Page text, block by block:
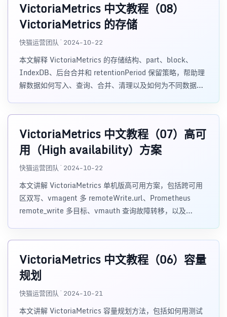
VictoriaMetrics 中文教程（08）
VictoriaMetrics 的存储
快猫运营团队 · 2024-10-22
本文解释 VictoriaMetrics 的存储结构、part、block、
IndexDB、后台合并和 retentionPeriod 保留策略，帮助理
解数据如何写入、查询、合并、清理以及如何为不同数据设
VictoriaMetrics 中文教程（07）高可
用（High availability）方案
快猫运营团队 · 2024-10-22
本文讲解 VictoriaMetrics 单机版高可用方案，包括跨可用
区双写、vmagent 多 remoteWrite.url、Prometheus
remote_write 多目标、vmauth 查询故障转移，以及
VictoriaMetrics 中文教程（06）容量
规划
快猫运营团队 · 2024-10-21
本文讲解 VictoriaMetrics 容量规划方法，包括如何用测试